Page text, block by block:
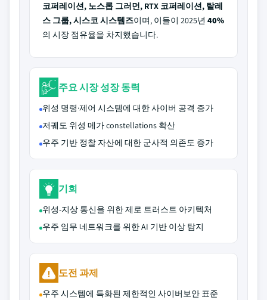
코퍼레이션, 노스롭 그러먼, RTX 코퍼레이션, 탈레
스 그룹, 시스코 시스템즈이며, 이들이 2025년 40%
의 시장 점유율을 차지했습니다.
주요 시장 성장 동력
위성 명령·제어 시스템에 대한 사이버 공격 증가
저궤도 위성 메가 constellations 확산
우주 기반 정찰 자산에 대한 군사적 의존도 증가
기회
위성-지상 통신을 위한 제로 트러스트 아키텍처
우주 임무 네트워크를 위한 AI 기반 이상 탐지
도전 과제
우주 시스템에 특화된 제한적인 사이버보안 표준